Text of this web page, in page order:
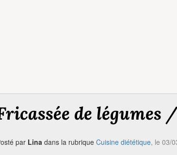
de
par Lina dans la rubrique Cuisine diététique, le 03/